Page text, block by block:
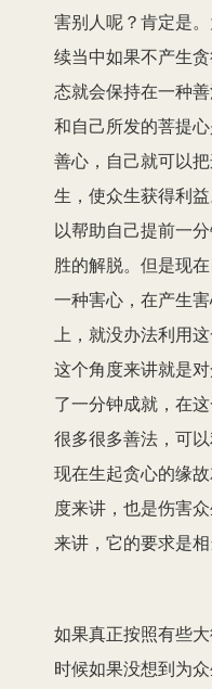
害别人呢？肯定是
续当中如果不产生
态就会保持在一种
和自己所发的菩提
善心，自己就可以
生，使众生获得利
以帮助自己提前一
胜的解脱。但是现
一种害心，在产生
上，就没办法利用
这个角度来讲就是
了一分钟成就，在
很多很多善法，可
现在生起贪心的缘
度来讲，也是伤害
来讲，它的要求是相
如果真正按照有些
时候如果没想到为